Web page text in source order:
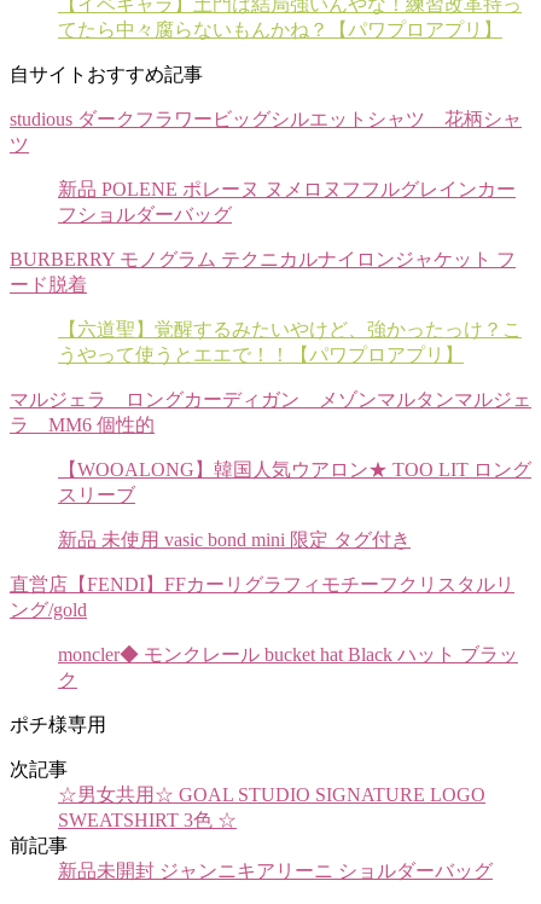
【イベキャラ】土門は結局強いんやな！練習改革持っ
てたら中々腐らないもんかね？【パワプロアプリ】
自サイトおすすめ記事
studious ダークフラワービッグシルエットシャツ 花柄シャ
ツ
新品 POLENE ポレーヌ ヌメロヌフフルグレインカー
フショルダーバッグ
BURBERRY モノグラム テクニカルナイロンジャケット フ
ード脱着
【六道聖】覚醒するみたいやけど、強かったっけ？こ
うやって使うとエエで！！【パワプロアプリ】
マルジェラ ロングカーディガン メゾンマルタンマルジェ
ラ MM6 個性的
【WOOALONG】韓国人気ウアロン★ TOO LIT ロング
スリーブ
新品 未使用 vasic bond mini 限定 タグ付き
直営店【FENDI】FFカーリグラフィモチーフクリスタルリ
ング/gold
moncler◆ モンクレール bucket hat Black ハット ブラッ
ク
ポチ様専用
次記事
☆男女共用☆ GOAL STUDIO SIGNATURE LOGO
SWEATSHIRT 3色 ☆
前記事
新品未開封 ジャンニキアリーニ ショルダーバッグ